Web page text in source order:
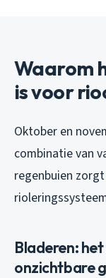
Waarom
is voor
Oktober en
combinatie van
regenbuien
Bladeren:
onzichtbare